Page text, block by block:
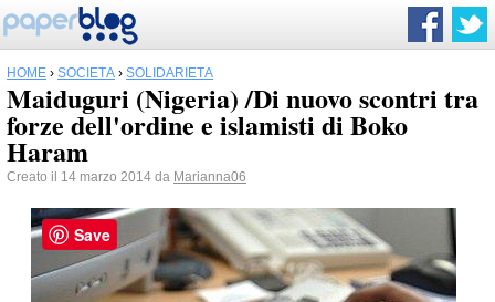
HOME › SOCIETÀ › SOLIDARIETÀ
Maiduguri (Nigeria) /Di nuovo scontri tra
forze dell'ordine e islamisti di Boko
Haram
Creato il 14 marzo 2014 da Marianna06
Save